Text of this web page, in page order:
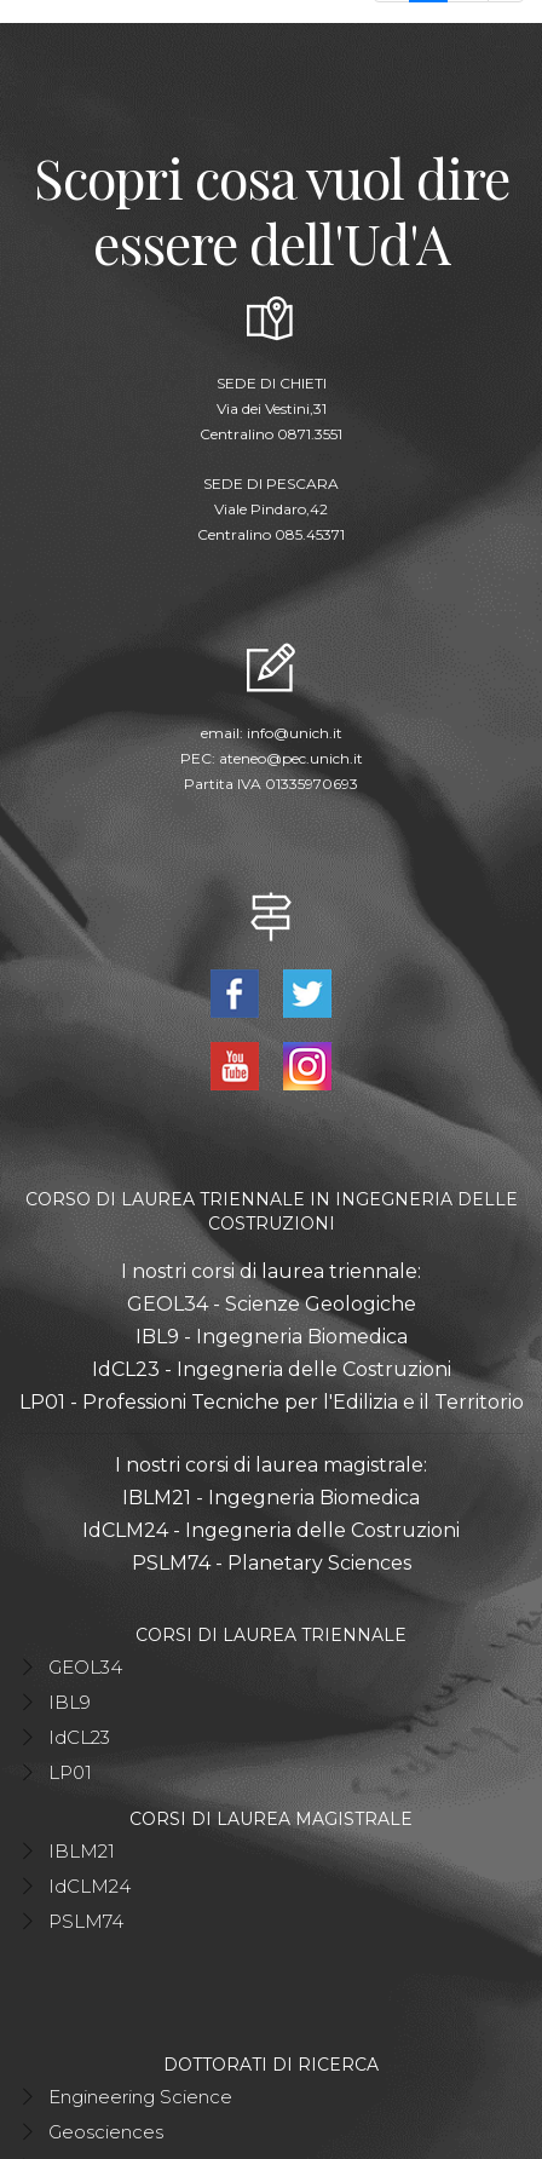
Scopri cosa vuol dire
essere dell'Ud'A
SEDE DI CHIETI
Via dei Vestini,31
Centralino 0871.3551
SEDE DI PESCARA
Viale Pindaro,42
Centralino 085.45371
email: info@unich.it
PEC: ateneo@pec.unich.it
Partita IVA 01335970693
CORSO DI LAUREA TRIENNALE IN INGEGNERIA DELLE
COSTRUZIONI
I nostri corsi di laurea triennale:
GEOL34 - Scienze Geologiche
IBL9 - Ingegneria Biomedica
IdCL23 - Ingegneria delle Costruzioni
LP01 - Professioni Tecniche per l'Edilizia e il Territorio
I nostri corsi di laurea magistrale:
IBLM21 - Ingegneria Biomedica
IdCLM24 - Ingegneria delle Costruzioni
PSLM74 - Planetary Sciences
CORSI DI LAUREA TRIENNALE
GEOL34
IBL9
IdCL23
LP01
CORSI DI LAUREA MAGISTRALE
IBLM21
IdCLM24
PSLM74
DOTTORATI DI RICERCA
Engineering Science
Geosciences